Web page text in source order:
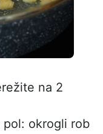
na 2
okrogli rob